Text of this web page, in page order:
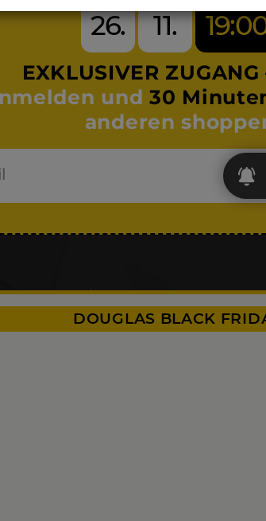
26. 11.
EXKLUSIVER ZUGANG
und 30
anderen
DOUGLAS BLACK